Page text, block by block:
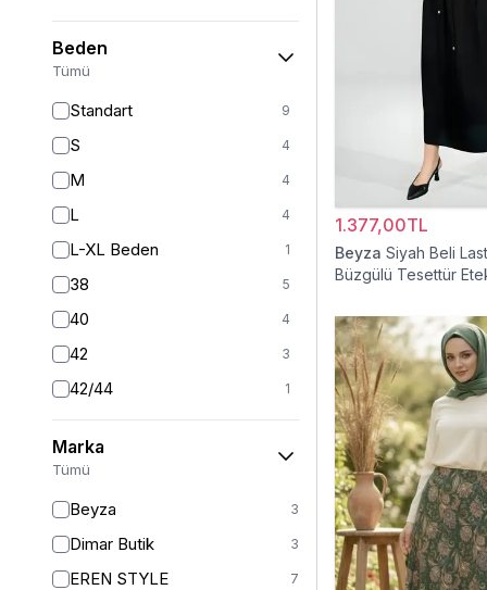
Beden
Tümü
Standart 9
S 4
M 4
L 4
L-XL Beden 1
38 5
40 4
42 3
42/44 1
44 1
46 1
Marka
Tümü
Beyza 3
Dimar Butik 3
EREN STYLE 7
1.377,00TL
Beyza Siyah Beli
Büzgülü Tesettür